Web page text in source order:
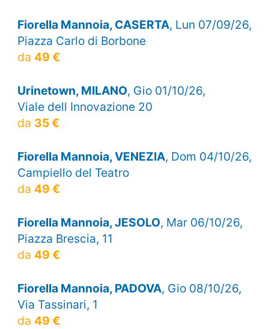
Fiorella Mannoia, CASERTA, Lun 07/09/26,
Piazza Carlo di Borbone
da 49 €
Urinetown, MILANO, Gio 01/10/26,
Viale dell Innovazione 20
da 35 €
Fiorella Mannoia, VENEZIA, Dom 04/10/26,
Campiello del Teatro
da 49 €
Fiorella Mannoia, JESOLO, Mar 06/10/26,
Piazza Brescia, 11
da 49 €
Fiorella Mannoia, PADOVA, Gio 08/10/26,
Via Tassinari, 1
da 49 €